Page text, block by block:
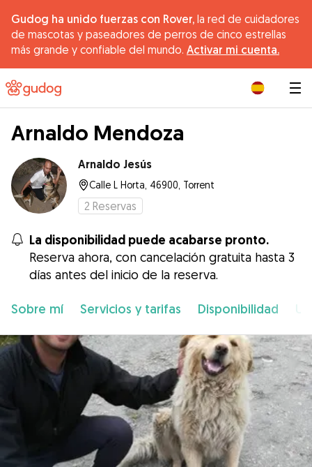
Gudog ha unido fuerzas con Rover, la red de cuidadores
de mascotas y paseadores de perros de cinco estrellas
más grande y confiable del mundo. Activar mi cuenta.
Arnaldo Mendoza
Arnaldo Jesús
Calle L Horta, 46900, Torrent
2 Reservas
La disponibilidad puede acabarse pronto.
Reserva ahora, con cancelación gratuita hasta 3
días antes del inicio de la reserva.
Sobre mí Servicios y tarifas Disponibilidad